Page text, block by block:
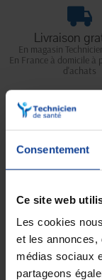
Consentement
Ce site web
Les cookies
et les annonces,
médias sociaux
partageons
Livraison
En magasin
En France à domicile à
d'achats
soignée et
Le tabouret de
optimal et une
Son assise